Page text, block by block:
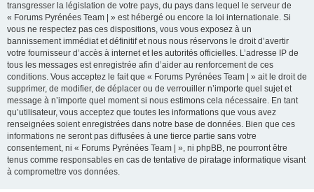
transgresser la législation de votre pays, du pays dans lequel le serveur de
« Forums Pyrénées Team | » est hébergé ou encore la loi internationale. Si
vous ne respectez pas ces dispositions, vous vous exposez à un
bannissement immédiat et définitif et nous nous réservons le droit d’avertir
votre fournisseur d’accès à internet et les autorités officielles. L’adresse IP de
tous les messages est enregistrée afin d’aider au renforcement de ces
conditions. Vous acceptez le fait que « Forums Pyrénées Team | » ait le droit de
supprimer, de modifier, de déplacer ou de verrouiller n’importe quel sujet et
message à n’importe quel moment si nous estimons cela nécessaire. En tant
qu’utilisateur, vous acceptez que toutes les informations que vous avez
renseignées soient enregistrées dans notre base de données. Bien que ces
informations ne seront pas diffusées à une tierce partie sans votre
consentement, ni « Forums Pyrénées Team | », ni phpBB, ne pourront être
tenus comme responsables en cas de tentative de piratage informatique visant
à compromettre vos données.